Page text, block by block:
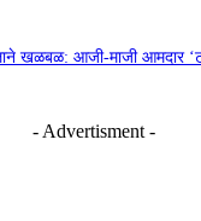
खळबळ: आजी-माजी आमदार
- Advertisment -